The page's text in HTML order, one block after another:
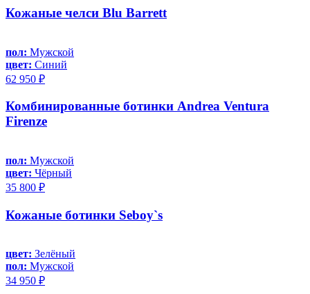
Кожаные челси Blu Barrett
пол: Мужской
цвет: Синий
62 950 ₽
Комбинированные ботинки Andrea Ventura
Firenze
пол: Мужской
цвет: Чёрный
35 800 ₽
Кожаные ботинки Seboy`s
цвет: Зелёный
пол: Мужской
34 950 ₽